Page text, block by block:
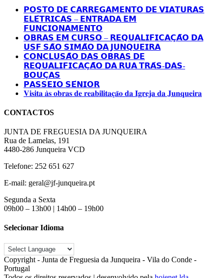
publicado)
𝗣𝗢𝗦𝗧𝗢 𝗗𝗘 𝗖𝗔𝗥𝗥𝗘𝗚𝗔𝗠𝗘𝗡𝗧𝗢 𝗗𝗘 𝗩𝗜𝗔𝗧𝗨𝗥𝗔𝗦
𝗘𝗟𝗘́𝗧𝗥𝗜𝗖𝗔𝗦 – 𝗘𝗡𝗧𝗥𝗔𝗗𝗔 𝗘𝗠
𝗙𝗨𝗡𝗖𝗜𝗢𝗡𝗔𝗠𝗘𝗡𝗧𝗢
𝗢𝗕𝗥𝗔𝗦 𝗘𝗠 𝗖𝗨𝗥𝗦𝗢 – 𝗥𝗘𝗤𝗨𝗔𝗟𝗜𝗙𝗜𝗖𝗔𝗖̧𝗔̃𝗢 𝗗𝗔
𝗨𝗦𝗙 𝗦𝗔̃𝗢 𝗦𝗜𝗠𝗔̃𝗢 𝗗𝗔 𝗝𝗨𝗡𝗤𝗨𝗘𝗜𝗥𝗔
𝗖𝗢𝗡𝗖𝗟𝗨𝗦𝗔̃𝗢 𝗗𝗔𝗦 𝗢𝗕𝗥𝗔𝗦 𝗗𝗘
𝗥𝗘𝗤𝗨𝗔𝗟𝗜𝗙𝗜𝗖𝗔𝗖̧𝗔̃𝗢 𝗗𝗔 𝗥𝗨𝗔 𝗧𝗥𝗔́𝗦-𝗗𝗔𝗦-
𝗕𝗢𝗨𝗖̧𝗔𝗦
𝗣𝗔𝗦𝗦𝗘𝗜𝗢 𝗦𝗘́𝗡𝗜𝗢𝗥
𝐕𝐢𝐬𝐢𝐭𝐚 𝐚̀𝐬 𝐨𝐛𝐫𝐚𝐬 𝐝𝐞 𝐫𝐞𝐚𝐛𝐢𝐥𝐢𝐭𝐚𝐜̧𝐚̃𝐨 𝐝𝐚 𝐈𝐠𝐫𝐞𝐣𝐚 𝐝𝐚 𝐉𝐮𝐧𝐪𝐮𝐞𝐢𝐫𝐚
CONTACTOS
JUNTA DE FREGUESIA DA JUNQUEIRA
Rua de Lamelas, 191
4480-286 Junqueira VCD
Telefone: 252 651 627
E-mail: geral@jf-junqueira.pt
Segunda a Sexta
09h00 – 13h00 | 14h00 – 19h00
Selecionar Idioma
Copyright - Junta de Freguesia da Junqueira - Vila do Conde -
Portugal